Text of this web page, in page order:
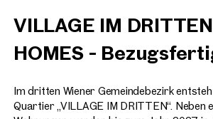
VILLAGE IM
HOMES -
Im dritten Wiener Gemeindebezirk
Quartier „VILLAGE IM DRITTEN“. Neben